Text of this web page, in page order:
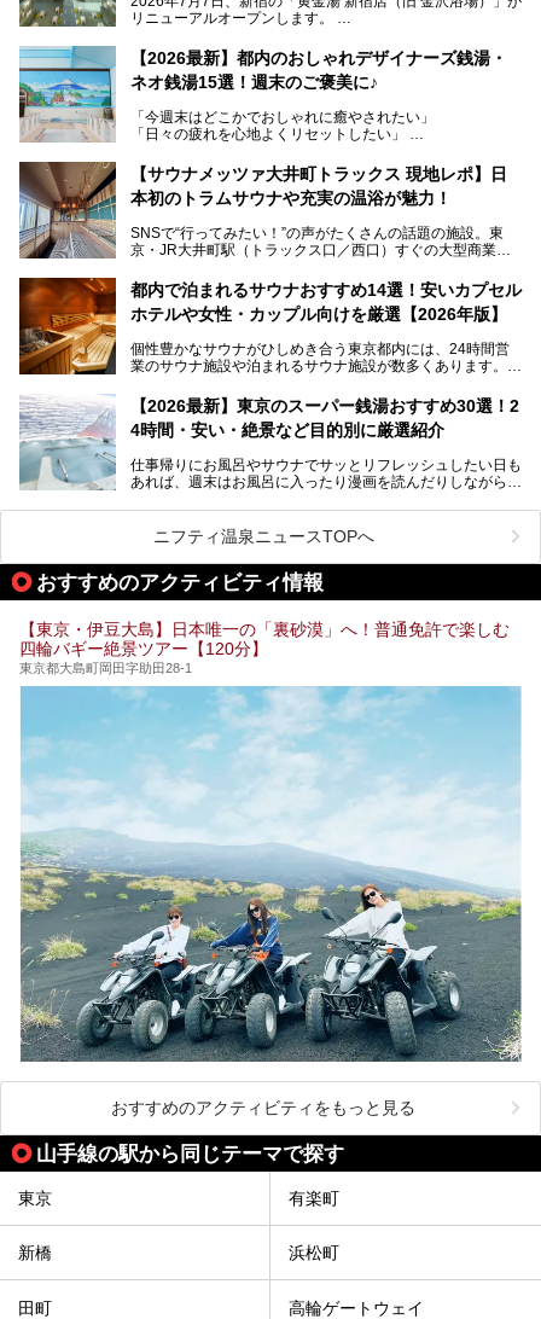
リニューアルオープンします。
レトロでノスタルジックなタイル絵はそのまま、昔からここ
を知る地元の人にも、新しく足を運んでくれる人にも愛され
る、今の時代の"銭湯"として生まれ変わりました。洞窟のよ
ビアバーなど、新しく登場したスポットも併せて紹介しま
す。充実した設備があるのに、基本の入浴料が銭湯価格の5
【2026最新】都内のおしゃれデザイナーズ銭湯・
ネオ銭湯15選！週末のご褒美に♪
「今週末はどこかでおしゃれに癒やされたい」
「日々の疲れを心地よくリセットしたい」
となっている新しいスタイルの銭湯です。
最近、SNSやメディアで「デザイナーズ銭湯」や「ネオ銭
本記事では、そもそもこれらがどんな銭湯なのか、その気に
いおしゃれな名店15選を、おすすめの順番で一挙にご紹介
します。
【サウナメッツァ大井町トラックス 現地レポ】日
本初のトラムサウナや充実の温浴が魅力！
SNSで“行ってみたい！”の声がたくさんの話題の施設。東
京・JR大井町駅（トラックス口／西口）すぐの大型商業施
ツァ大井町トラックス」がニューオープン。施設の様子をレ
ポ―トします。
都内で泊まれるサウナおすすめ14選！安いカプセル
ホテルや女性・カップル向けを厳選【2026年版】
個性豊かなサウナがひしめき合う東京都内には、24時間営
業のサウナ施設や泊まれるサウナ施設が数多くあります。
を旅の目的とする「サ旅」や自分へのご褒美のための宿泊な
ど、自分の好きなタイミングで好きなだけサ活ができるのが
魅力です。
最近では、男性専用施設だけでなく、カップルや女性に嬉し
い個室サウナも増えてきました。
ら、特におすすめしたい施設14選をご紹介します。
してみてください。
【2026最新】東京のスーパー銭湯おすすめ30選！2
4時間・安い・絶景など目的別に厳選紹介
仕事帰りにお風呂やサウナでサッとリフレッシュしたい日も
あれば、週末はお風呂に入ったり漫画を読んだりしながら一
また、終電を逃してしまい、「このまま朝までゆっくりでき
る場所があれば」と探した経験がある人も多いのではないで
しょうか。
そこで本記事では、東京でおすすめのスーパー銭湯を、目的
24時間営業で宿泊できる施設や、1,000円以下で楽しめる安
い施設、デートや休日レジャーにもぴったりなエンタメ要素
が充実した施設など、利用のシーンに合わせて参考にしてく
ださい。
ニフティ温泉ニュースTOPへ
おすすめのアクティビティ情報
【東京・伊豆大島】日本唯一の「裏砂漠」へ！普通免許で楽しむ
四輪バギー絶景ツアー【120分】
東京都大島町岡田字助田28-1
おすすめのアクティビティをもっと見る
山手線の駅から同じテーマで探す
東京 有楽町
新橋 浜松町
田町 高輪ゲートウェイ